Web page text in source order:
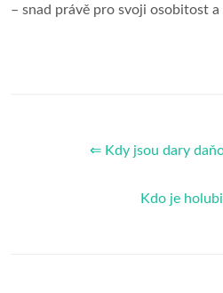
– snad právě pro svoji osobitost
⇐ Kdy jsou dary
Kdo je